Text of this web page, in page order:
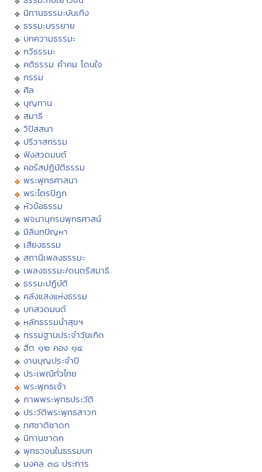
นิทานธรรมะบันเทิง
ธรรมะบรรยาย
บทความธรรมะ
กวีธรรมะ
คติธรรม คำคม โดนใจ
กรรม
ศีล
บุญทาน
สมาธิ
วิปัสสนา
ปริวาสกรรม
ฟังสวดมนต์
คอร์สปฏิบัติธรรม
พระพุทธศาสนา
พระไตรปิฏก
หัวข้อธรรม
พจนานุกรมพุทธศาสน์
มิลินทปัญหา
เสียงธรรม
สถานีเพลงธรรมะ
เพลงธรรมะ/ดนตรีสมาธิ
ธรรมะปฏิบัติ
คลังแสงแห่งธรรม
บทสวดมนต์
หลักธรรมนำสุขฯ
กรรมฐานประจำวันเกิด
ฮีต ๑๒ คอง ๑๔
งานบุญประจำปี
ประเพณีทั่วไทย
พระพุทธเจ้า
ภาพพระพุทธประวัติ
ประวัติพระพุทธสาวก
ทศชาติชาดก
นิทานชาดก
พุทธวจนในธรรมบท
มงคล ๓๘ ประการ